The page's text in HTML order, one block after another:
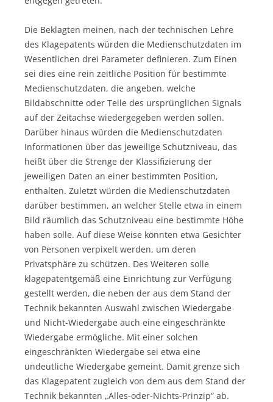
Die Beklagten meinen, nach der technischen Lehre
des Klagepatents würden die Medienschutzdaten im
Wesentlichen drei Parameter definieren. Zum Einen
sei dies eine rein zeitliche Position für bestimmte
Medienschutzdaten, die angeben, welche
Bildabschnitte oder Teile des ursprünglichen Signals
auf der Zeitachse wiedergegeben werden sollen.
Darüber hinaus würden die Medienschutzdaten
Informationen über das jeweilige Schutzniveau, das
heißt über die Strenge der Klassifizierung der
jeweiligen Daten an einer bestimmten Position,
enthalten. Zuletzt würden die Medienschutzdaten
darüber bestimmen, an welcher Stelle etwa in einem
Bild räumlich das Schutzniveau eine bestimmte Höhe
haben solle. Auf diese Weise könnten etwa Gesichter
von Personen verpixelt werden, um deren
Privatsphäre zu schützen. Des Weiteren solle
klagepatentgemäß eine Einrichtung zur Verfügung
gestellt werden, die neben der aus dem Stand der
Technik bekannten Auswahl zwischen Wiedergabe
und Nicht-Wiedergabe auch eine eingeschränkte
Wiedergabe ermögliche. Mit einer solchen
eingeschränkten Wiedergabe sei etwa eine
undeutliche Wiedergabe gemeint. Damit grenze sich
das Klagepatent zugleich von dem aus dem Stand der
Technik bekannten „Alles-oder-Nichts-Prinzip“ ab.